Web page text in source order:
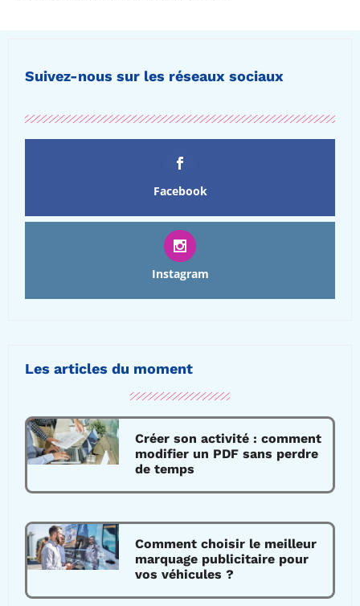
Suivez-nous sur les réseaux sociaux
Facebook
Instagram
Les articles du moment
Créer son activité : comment
modifier un PDF sans perdre
de temps
Comment choisir le meilleur
marquage publicitaire pour
vos véhicules ?